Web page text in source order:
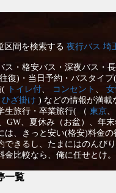
区間を検索する 夜行バス 埼
ス・格安バス・深夜バス・
復)・当日予約・バスタイプ(
( トイレ付 コンセント
ひざ掛け ) などの情報が満載
生旅行・卒業旅行( （ 東京
GW、夏休み（お盆）、年
は、きっと安い(格安)料金の
できるし、たまにはのんび
金比較なら、俺に任せとけ。
一覧